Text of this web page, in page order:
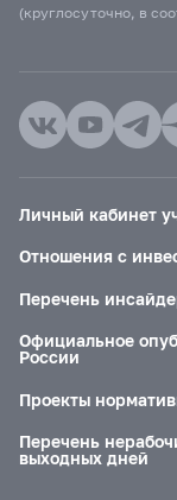
(круглосуточно, в
Личный кабинет
Отношения с
Перечень
Официальное
России
Проекты
Перечень
выходных дней